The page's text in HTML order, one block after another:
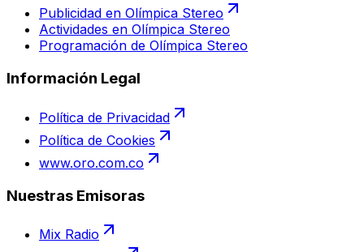
Publicidad en Olímpica Stereo
Actividades en Olímpica Stereo
Programación de Olímpica Stereo
Información Legal
Política de Privacidad
Política de Cookies
www.oro.com.co
Nuestras Emisoras
Mix Radio